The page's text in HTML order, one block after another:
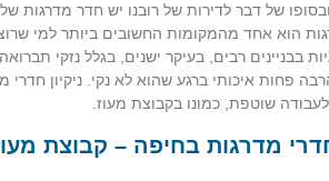
של דבר לדירות של רובנו יש חדר מדרגות
הוא אחד מהמקומות החשובים ביותר למי
בבניינים רבים, בעיקר ישנים, בגלל נזקי
פחות איכותי ברגע שהוא לא נקי. ניקיון חדרי
שוטפת, כמונו בקבוצת מעוז.
חדרי מדרגות בחיפה – קבוצת